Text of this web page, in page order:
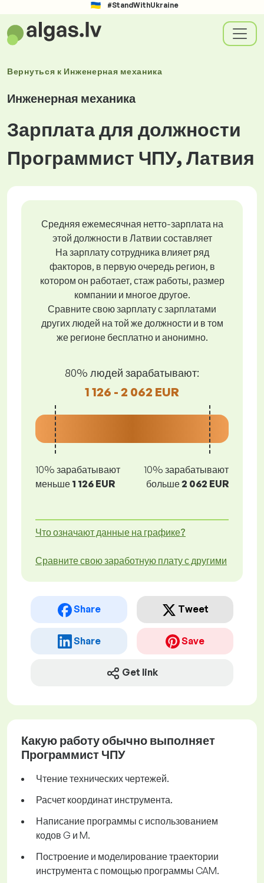
#StandWithUkraine
Вернуться к Инженерная механика
Инженерная механика
Зарплата для должности
Программист ЧПУ, Латвия
Средняя ежемесячная нетто-зарплата на
этой должности в Латвии составляет
На зарплату сотрудника влияет ряд
факторов, в первую очередь регион, в
котором он работает, стаж работы, размер
компании и многое другое.
Сравните свою зарплату с зарплатами
других людей на той же должности и в том
же регионе бесплатно и анонимно.
80% людей зарабатывают:
1 126 - 2 062 EUR
10% зарабатывают
меньше 1 126 EUR
10% зарабатывают
больше2 062 EUR
Что означают данные на графике?
Сравните свою заработную плату с другими
Share Tweet
Share Save
Get link
Какую работу обычно выполняет
Программист ЧПУ
Чтение технических чертежей.
Расчет координат инструмента.
Написание программы с использованием
кодов G и M.
Построение и моделирование траектории
инструмента с помощью программы CAM.